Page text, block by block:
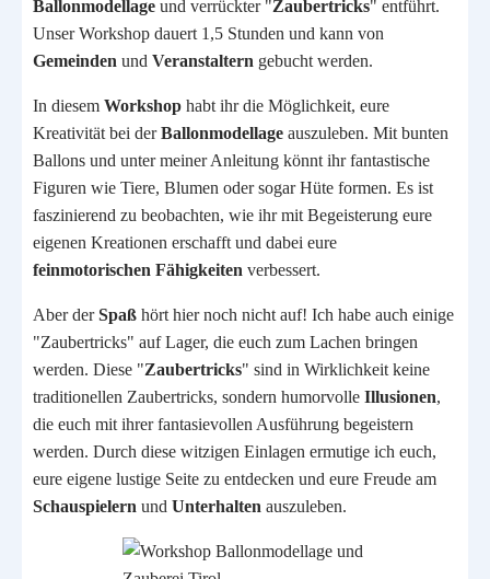
Ballonmodellage und verrückter "Zaubertricks" entführt.
Unser Workshop dauert 1,5 Stunden und kann von
Gemeinden und Veranstaltern gebucht werden.
In diesem Workshop habt ihr die Möglichkeit, eure
Kreativität bei derBallonmodellage auszuleben. Mit bunten
Ballons und unter meiner Anleitung könnt ihr fantastische
Figuren wie Tiere, Blumen oder sogar Hüte formen. Es ist
faszinierend zu beobachten, wie ihr mit Begeisterung eure
eigenen Kreationen erschafft und dabei eure
feinmotorischen Fähigkeiten verbessert.
Aber derSpaß hört hier noch nicht auf! Ich habe auch einige
"Zaubertricks" auf Lager, die euch zum Lachen bringen
werden. Diese "Zaubertricks" sind in Wirklichkeit keine
traditionellen Zaubertricks, sondern humorvolle Illusionen,
die euch mit ihrer fantasievollen Ausführung begeistern
werden. Durch diese witzigen Einlagen ermutige ich euch,
eure eigene lustige Seite zu entdecken und eure Freude am
Schauspielern und Unterhalten auszuleben.